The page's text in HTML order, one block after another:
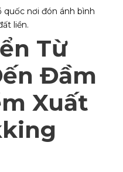
nơi đón ánh bình
liền.
Từ
Đầm
Xuất